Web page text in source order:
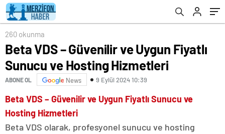
260 okunma
Beta VDS – Güvenilir ve Uygun Fiyatlı
Sunucu ve Hosting Hizmetleri
ABONE OL News 9 Eylül 2024 10:39
Beta VDS – Güvenilir ve Uygun Fiyatlı Sunucu ve
Hosting Hizmetleri
Beta VDS olarak, profesyonel sunucu ve hosting